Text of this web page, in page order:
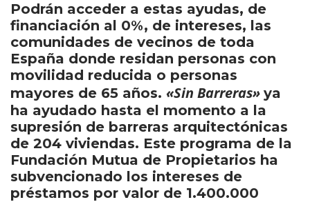
Podrán acceder a estas ayudas, de
financiación al 0%, de intereses, las
comunidades de vecinos de toda
España donde residan personas con
movilidad reducida o personas
mayores de 65 años. «Sin Barreras» ya
ha ayudado hasta el momento a la
supresión de barreras arquitectónicas
de 204 viviendas. Este programa de la
Fundación Mutua de Propietarios ha
subvencionado los intereses de
préstamos por valor de 1.400.000